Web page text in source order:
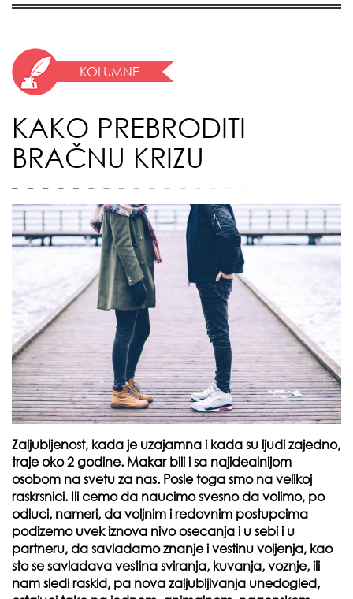
KOLUMNE
KAKO PREBRODITI
BRAČNU KRIZU
Zaljubljenost, kada je uzajamna i kada su ljudi zajedno,
traje oko 2 godine. Makar bili i sa najidealnijom
osobom na svetu za nas. Posle toga smo na velikoj
raskrsnici. Ili cemo da naucimo svesno da volimo, po
odluci, nameri, da voljnim i redovnim postupcima
podizemo uvek iznova nivo osecanja i u sebi i u
partneru, da savladamo znanje i vestinu voljenja, kao
sto se savladava vestina sviranja, kuvanja, voznje, ili
nam sledi raskid, pa nova zaljubljivanja unedogled,